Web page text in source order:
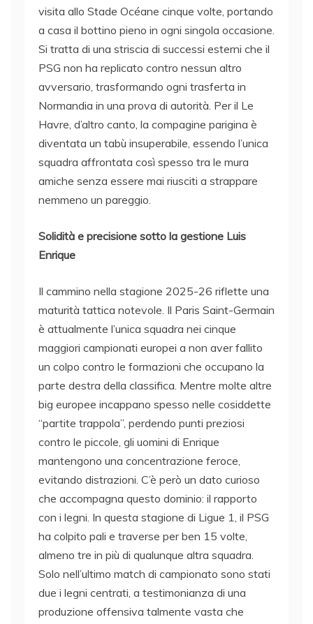
visita allo Stade Océane cinque volte, portando
a casa il bottino pieno in ogni singola occasione.
Si tratta di una striscia di successi esterni che il
PSG non ha replicato contro nessun altro
avversario, trasformando ogni trasferta in
Normandia in una prova di autorità. Per il Le
Havre, d’altro canto, la compagine parigina è
diventata un tabù insuperabile, essendo l’unica
squadra affrontata così spesso tra le mura
amiche senza essere mai riusciti a strappare
nemmeno un pareggio.
Solidità e precisione sotto la gestione Luis
Enrique
Il cammino nella stagione 2025-26 riflette una
maturità tattica notevole. Il Paris Saint-Germain
è attualmente l’unica squadra nei cinque
maggiori campionati europei a non aver fallito
un colpo contro le formazioni che occupano la
parte destra della classifica. Mentre molte altre
big europee incappano spesso nelle cosiddette
“partite trappola”, perdendo punti preziosi
contro le piccole, gli uomini di Enrique
mantengono una concentrazione feroce,
evitando distrazioni. C’è però un dato curioso
che accompagna questo dominio: il rapporto
con i legni. In questa stagione di Ligue 1, il PSG
ha colpito pali e traverse per ben 15 volte,
almeno tre in più di qualunque altra squadra.
Solo nell’ultimo match di campionato sono stati
due i legni centrati, a testimonianza di una
produzione offensiva talmente vasta che